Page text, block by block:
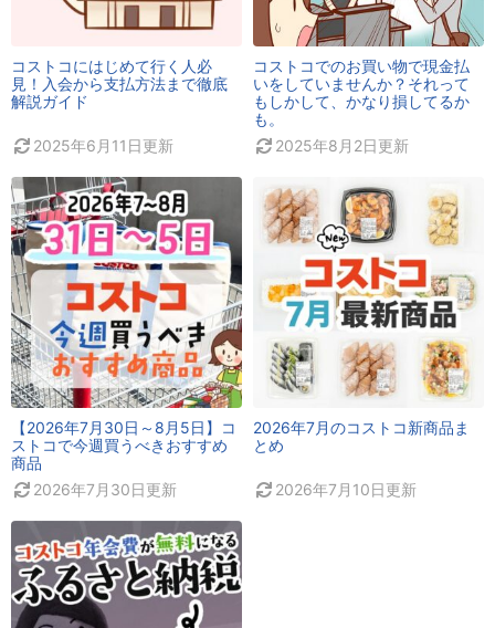
コストコにはじめて行く人必
見！入会から支払方法まで徹底
解説ガイド
2025年6月11日更新
コストコでのお買い物で現金払
いをしていませんか？それって
もしかして、かなり損してるか
も。
2025年8月2日更新
【2026年7月30日～8月5日】コ
ストコで今週買うべきおすすめ
商品
2026年7月30日更新
2026年7月のコストコ新商品ま
とめ
2026年7月10日更新